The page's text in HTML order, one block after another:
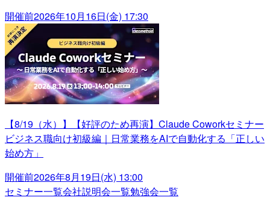
開催前2026年10月16日(金) 17:30
【8/19（水）】【好評のため再演】Claude Coworkセミナー
ビジネス職向け初級編｜日常業務をAIで自動化する「正しい
始め方」
開催前2026年8月19日(水) 13:00
セミナー一覧会社説明会一覧勉強会一覧